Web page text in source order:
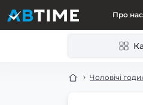
Про нас
Чоловічі